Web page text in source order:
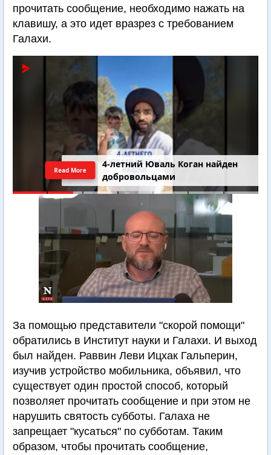
прочитать сообщение, необходимо нажать на
клавишу, а это идет вразрез с требованием
Галахи.
4-летний Юваль Коган найден
добровольцами
Read More
За помощью представители "скорой помощи"
обратились в Институт науки и Галахи. И выход
был найден. Раввин Леви Ицхак Гальперин,
изучив устройство мобильника, объявил, что
существует один простой способ, который
позволяет прочитать сообщение и при этом не
нарушить святость субботы. Галаха не
запрещает "кусаться" по субботам. Таким
образом, чтобы прочитать сообщение,